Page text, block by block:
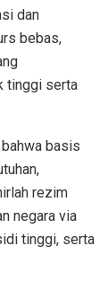
dan
bebas,
tinggi serta
basis
rezim
negara via
tinggi, serta